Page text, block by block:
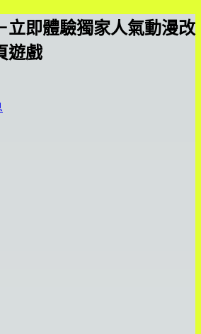
立即體驗獨家人氣動漫改
遊戲